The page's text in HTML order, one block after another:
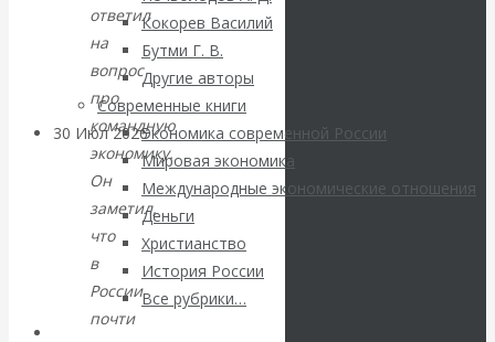
Кокорев Василий
Бутми Г. В.
Другие авторы
Современные книги
Экономика современной России
Мировая экономика
Международные экономические отношения
Деньги
Христианство
История России
Все рубрики…
Турции: Drang
nach Osten
30 Июл 2026Банки
Валентин
Катасонов. Кто
определяет
ответил
на
вопрос
про
командную
экономику.
Он
заметил,
что
в
России
почти